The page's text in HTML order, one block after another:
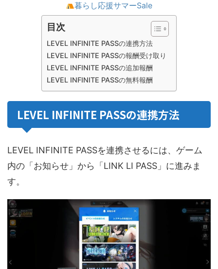
暮らし応援サマーSale
目次
LEVEL INFINITE PASSの連携方法
LEVEL INFINITE PASSの報酬受け取り
LEVEL INFINITE PASSの追加報酬
LEVEL INFINITE PASSの無料報酬
LEVEL INFINITE PASSの連携方法
LEVEL INFINITE PASSを連携させるには、ゲーム
内の「お知らせ」から「LINK LI PASS」に進みま
す。